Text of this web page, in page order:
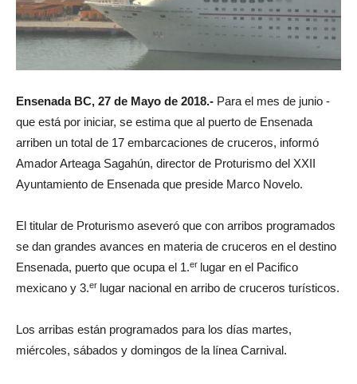
Ensenada BC, 27 de Mayo de 2018.- Para el mes de junio -
que está por iniciar, se estima que al puerto de Ensenada
arriben un total de 17 embarcaciones de cruceros, informó
Amador Arteaga Sagahún, director de Proturismo del XXII
Ayuntamiento de Ensenada que preside Marco Novelo.
El titular de Proturismo aseveró que con arribos programados
se dan grandes avances en materia de cruceros en el destino
Ensenada, puerto que ocupa el 1.er lugar en el Pacifico
mexicano y 3.er lugar nacional en arribo de cruceros turísticos.
Los arribas están programados para los días martes,
miércoles, sábados y domingos de la línea Carnival.